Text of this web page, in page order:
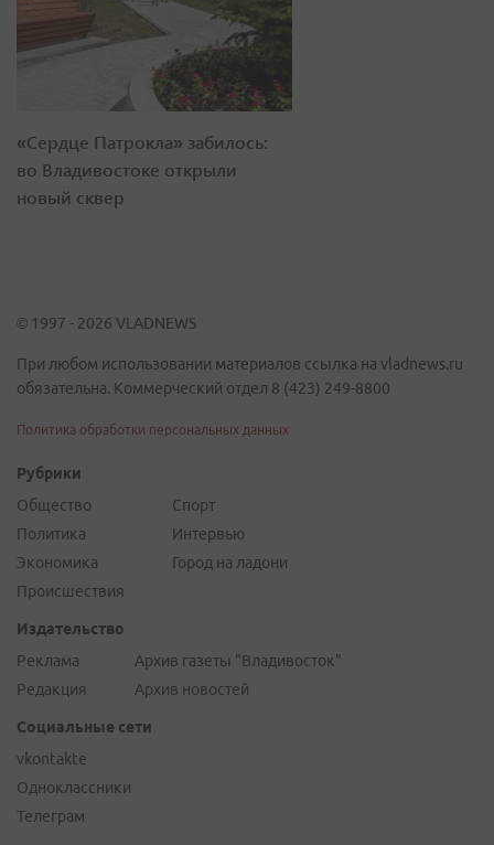
«Сердце Патрокла» забилось:
во Владивостоке открыли
новый сквер
© 1997 - 2026 VLADNEWS
При любом использовании материалов ссылка на vladnews.ru
обязательна. Коммерческий отдел 8 (423) 249-8800
Политика обработки персональных данных
Рубрики
Общество
Политика
Экономика
Происшествия
Спорт
Интервью
Город на ладони
Издательство
Реклама
Редакция
Архив газеты "Владивосток"
Архив новостей
Социальные сети
vkontakte
Одноклассники
Телеграм